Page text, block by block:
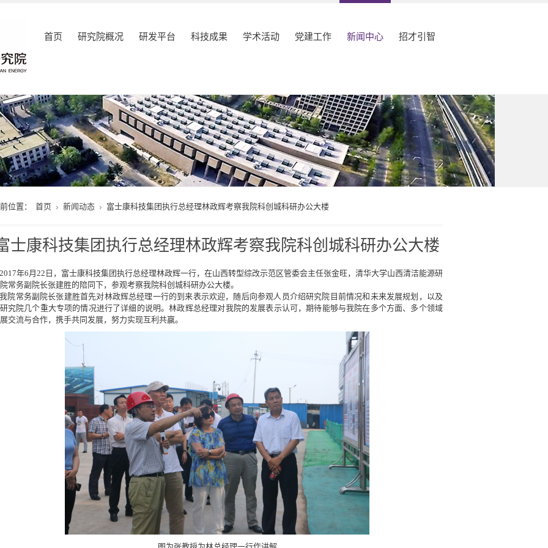
首页 研究院概况 研发平台 科技成果 学术活动 党建工作 新闻中心 招才引智
位置： 首页 新闻动态 富士康科技集团执行总经理林政辉考察我院科创城科研办公大楼
士康科技集团执行总经理林政辉考察我院科创城科研办公大楼
年6月22日，富士康科技集团执行总经理林政辉一行，在山西转型综改示范区管委会主任张金旺，清华大学山西清洁能源研
常务副院长张建胜的陪同下，参观考察我院科创城科研办公大楼。
院常务副院长张建胜首先对林政辉总经理一行的到来表示欢迎，随后向参观人员介绍研究院目前情况和未来发展规划，以及
究院几个重大专项的情况进行了详细的说明。林政辉总经理对我院的发展表示认可，期待能够与我院在多个方面、多个领域
交流与合作，携手共同发展，努力实现互利共赢。